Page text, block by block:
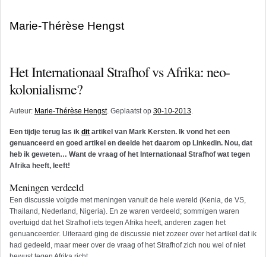
Marie-Thérèse Hengst
Het Internationaal Strafhof vs Afrika: neo-
kolonialisme?
Auteur: Marie-Thérèse Hengst. Geplaatst op 30-10-2013.
Een tijdje terug las ik dit artikel van Mark Kersten. Ik vond het een
genuanceerd en goed artikel en deelde het daarom op Linkedin. Nou, dat
heb ik geweten… Want de vraag of het Internationaal Strafhof wat tegen
Afrika heeft, leeft!
Meningen verdeeld
Een discussie volgde met meningen vanuit de hele wereld (Kenia, de VS,
Thailand, Nederland, Nigeria). En ze waren verdeeld; sommigen waren
overtuigd dat het Strafhof iets tegen Afrika heeft, anderen zagen het
genuanceerder. Uiteraard ging de discussie niet zozeer over het artikel dat ik
had gedeeld, maar meer over de vraag of het Strafhof zich nou wel of niet